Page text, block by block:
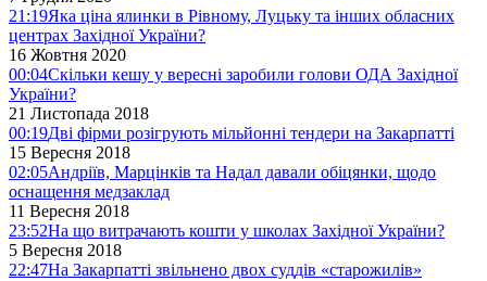
21:19Яка ціна ялинки в Рівному, Луцьку та інших обласних
центрах Західної України?
16 Жовтня 2020
00:04Скільки кешу у вересні заробили голови ОДА Західної
України?
21 Листопада 2018
00:19Дві фірми розігрують мільйонні тендери на Закарпатті
15 Вересня 2018
02:05Андріїв, Марцінків та Надал давали обіцянки, щодо
оснащення медзаклад
11 Вересня 2018
23:52На що витрачають кошти у школах Західної України?
5 Вересня 2018
22:47На Закарпатті звільнено двох суддів «старожилів»